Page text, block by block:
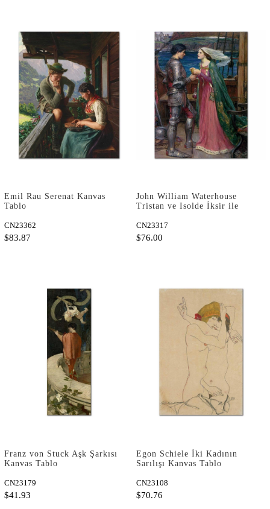
Emil Rau Serenat Kanvas
Tablo
CN23362
$83.87
John William Waterhouse
Tristan ve Isolde İksir ile
CN23317
$76.00
Franz von Stuck Aşk Şarkısı
Kanvas Tablo
CN23179
$41.93
Egon Schiele İki Kadının
Sarılışı Kanvas Tablo
CN23108
$70.76